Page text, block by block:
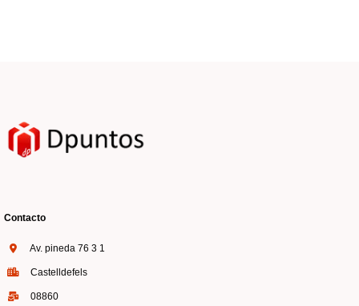
Contacto
Av. pineda 76 3 1
Castelldefels
08860